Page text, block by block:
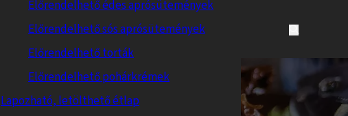
Előrendelhető édes aprósütemények
Előrendelhető sós aprósütemények
Előrendelhető torták
Előrendelhető pohárkrémek
Lapozható, letölthető étlap